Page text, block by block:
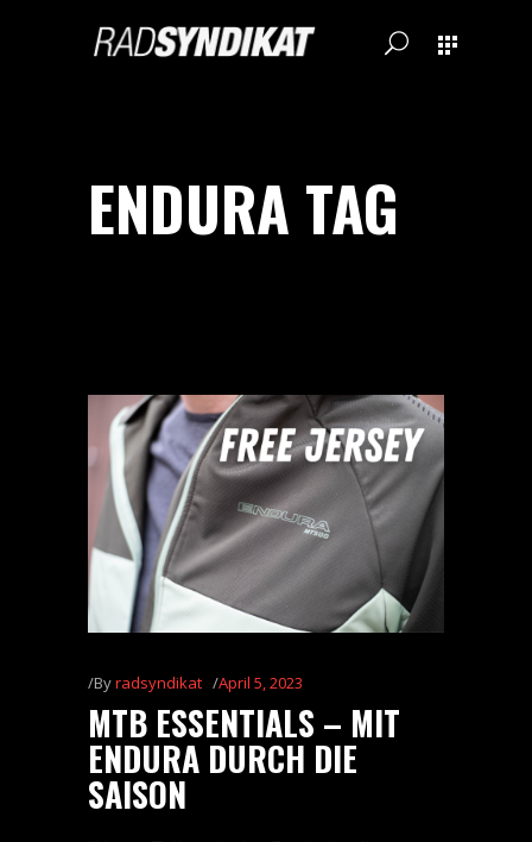
ENDURA TAG
Byradsyndikat April 5, 2023
MTB ESSENTIALS – MIT
ENDURA DURCH DIE
SAISON